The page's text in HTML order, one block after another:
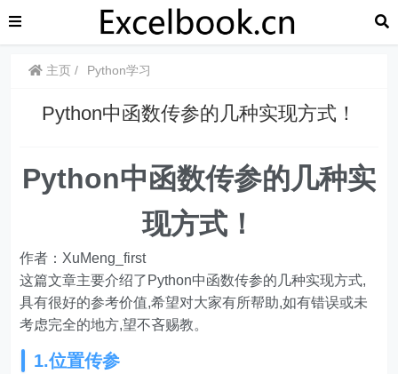
主页 Python学习
Python中函数传参的几种实现方式！
Python中函数传参的几种实
现方式！
作者：XuMeng_first
这篇文章主要介绍了Python中函数传参的几种实现方式,
具有很好的参考价值,希望对大家有所帮助,如有错误或未
考虑完全的地方,望不吝赐教。
1.位置传参